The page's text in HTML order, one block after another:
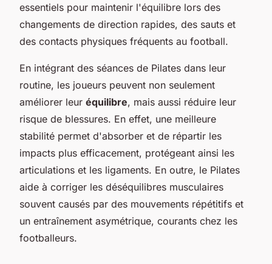
essentiels pour maintenir l'équilibre lors des
changements de direction rapides, des sauts et
des contacts physiques fréquents au football.
En intégrant des séances de Pilates dans leur
routine, les joueurs peuvent non seulement
améliorer leur équilibre, mais aussi réduire leur
risque de blessures. En effet, une meilleure
stabilité permet d'absorber et de répartir les
impacts plus efficacement, protégeant ainsi les
articulations et les ligaments. En outre, le Pilates
aide à corriger les déséquilibres musculaires
souvent causés par des mouvements répétitifs et
un entraînement asymétrique, courants chez les
footballeurs.